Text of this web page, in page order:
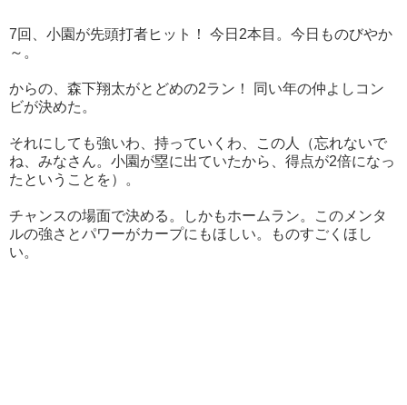
7回、小園が先頭打者ヒット！ 今日2本目。今日ものびやか
～。
からの、森下翔太がとどめの2ラン！ 同い年の仲よしコン
ビが決めた。
それにしても強いわ、持っていくわ、この人（忘れないで
ね、みなさん。小園が塁に出ていたから、得点が2倍になっ
たということを）。
チャンスの場面で決める。しかもホームラン。このメンタ
ルの強さとパワーがカープにもほしい。ものすごくほし
い。